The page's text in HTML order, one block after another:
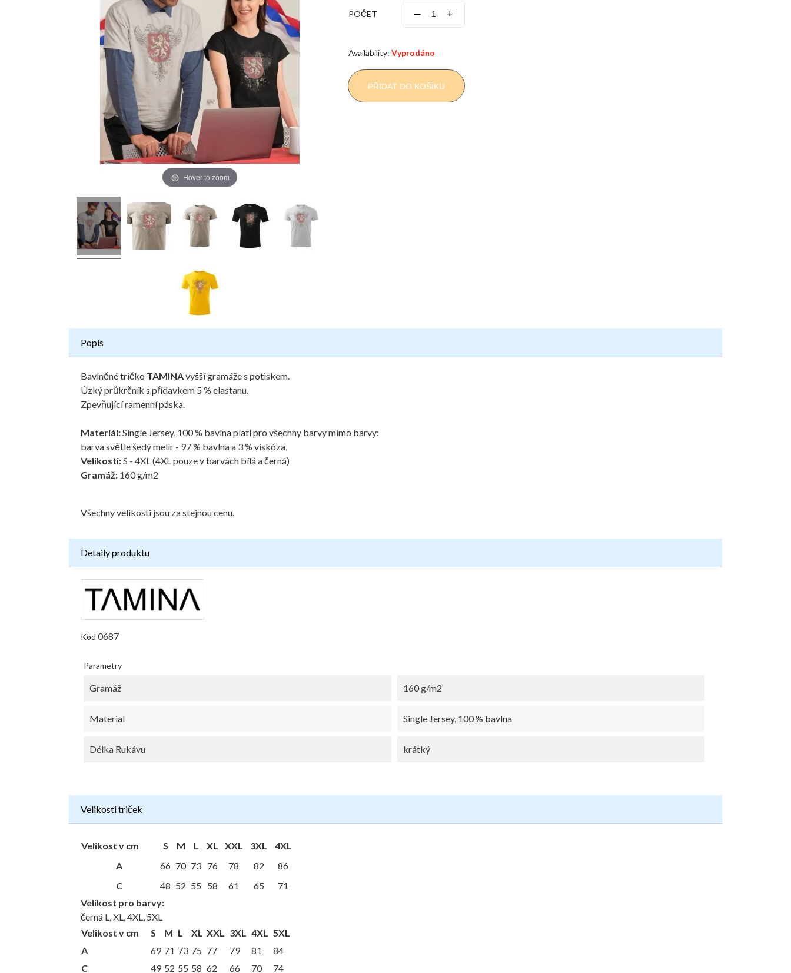
Hover to zoom
POČET – +
Availability: Vyprodáno
PŘIDAT DO KOŠÍKU
Popis
Bavlněné tričko TAMINAvyšší gramáže s potiskem.
Úzký průkrčník s přídavkem 5 % elastanu.
Zpevňující ramenní páska.
Materiál:Single Jersey, 100 % bavlna platí pro všechny barvy mimo barvy:
barva světle šedý melír - 97 % bavlna a 3 % viskóza,
Velikosti:S - 4XL (4XL pouze v barvách bílá a černá)
Gramáž: 160 g/m2
Všechny velikosti jsou za stejnou cenu.
Detaily produktu
Kód 0687
Parametry
Gramáž 160 g/m2
Material Single Jersey, 100 % bavlna
Délka Rukávu krátký
Velikosti triček
Velikost v cm S M L XL XXL 3XL
4XL
A
66 70 73 76 78 82
86
C
48 52 55 58 61 65
71
Velikost pro barvy:
černá L, XL, 4XL, 5XL
Velikost v cm
S M L XL XXL 3XL 4XL 5XL
A
69 71 73 75 77 79 81
84
C
49 52 55 58 62 66 70 74